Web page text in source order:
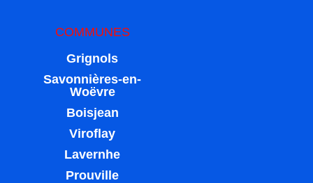
COMMUNES
Grignols
Savonnières-en-
Woëvre
Boisjean
Viroflay
Lavernhe
Prouville